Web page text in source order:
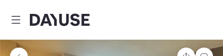
Dayuse